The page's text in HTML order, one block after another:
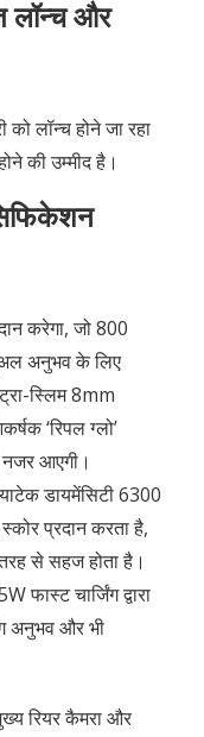
लॉन्च और
लॉन्च होने जा रहा
की उम्मीद है।
करेगा, जो 800
अनुभव के लिए
स्लिम 8mm
‘रिपल ग्लो’
नजर आएगी।
डायमेंसिटी 6300
प्रदान करता है,
से सहज होता है।
फास्ट चार्जिंग द्वारा
अनुभव और भी
रियर कैमरा और